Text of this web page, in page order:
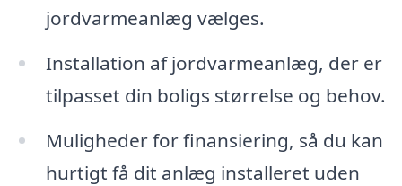
jordvarmeanlæg vælges.
Installation af jordvarmeanlæg, der er
tilpasset din boligs størrelse og behov.
Muligheder for finansiering, så du kan
hurtigt få dit anlæg installeret uden